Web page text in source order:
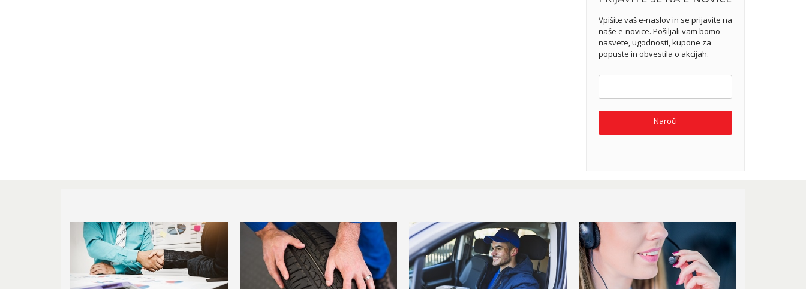
Vpišite vaš e-naslov in se prijavite na
naše e-novice. Pošiljali vam bomo
nasvete, ugodnosti, kupone za
popuste in obvestila o akcijah.
Naroči